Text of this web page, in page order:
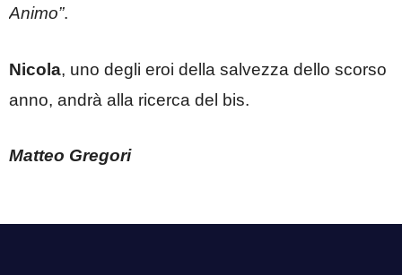
Animo”.
Nicola, uno degli eroi della salvezza dello scorso
anno, andrà alla ricerca del bis.
Matteo Gregori